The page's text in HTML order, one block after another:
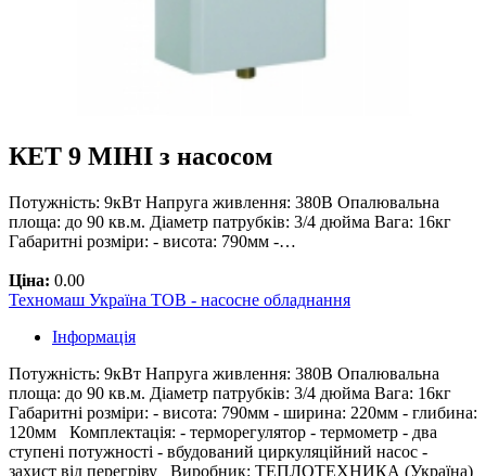
КЕТ 9 МІНІ з насосом
Потужність: 9кВт Напруга живлення: 380В Опалювальна
площа: до 90 кв.м. Діаметр патрубків: 3/4 дюйма Вага: 16кг
Габаритні розміри: - висота: 790мм -…
Ціна: 0.00
Техномаш Україна ТОВ - насосне обладнання
Інформація
Потужність: 9кВт Напруга живлення: 380В Опалювальна
площа: до 90 кв.м. Діаметр патрубків: 3/4 дюйма Вага: 16кг
Габаритні розміри: - висота: 790мм - ширина: 220мм - глибина:
120мм Комплектація: - терморегулятор - термометр - два
ступені потужності - вбудований циркуляційний насос -
захист від перегріву Виробник: ТЕПЛОТЕХНИКА (Україна)